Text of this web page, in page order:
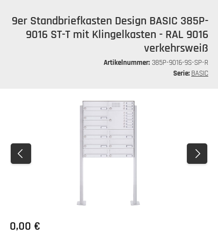
9er Standbriefkasten Design BASIC 385P-
9016 ST-T mit Klingelkasten - RAL 9016
verkehrsweiß
Artikelnummer: 385P-9016-9S-SP-R
Serie: BASIC
Bildergalerie überspringen
0,00 €